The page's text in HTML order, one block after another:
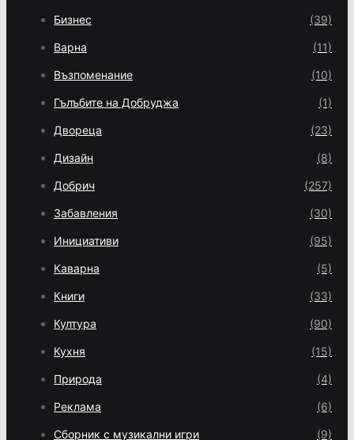
Бизнес (39)
Варна (11)
Възпоменание (10)
Гълъбите на Добруджа (1)
Двореца (23)
Дизайн (8)
Добрич (257)
Забавления (30)
Инициативи (95)
Каварна (5)
Книги (33)
Култура (90)
Кухня (15)
Природа (4)
Реклама (6)
Сборник с музикални игри (9)